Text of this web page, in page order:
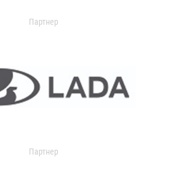
Партнер
Партнер